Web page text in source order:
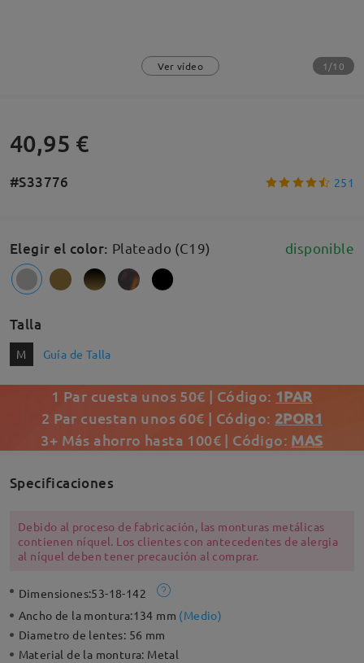
Ver vídeo 1/10
40,95 €
#S33776 251
Elegir el color: Plateado (C19) disponible
Talla
M Guía de Talla
1 Par cuesta unos 50€ | Código: 1PAR
2 Par cuestan unos 60€ | Código: 2POR1
3+ Más ahorro hasta 100€ | Código: MAS
Specificaciones
Debido al proceso de fabricación, las monturas metálicas
contienen níquel. Los clientes con antecedentes de alergia
al níquel deben tener precaución al comprar.
Dimensiones:53-18-142
Ancho de la montura:134 mm (Medio)
Diametro de lentes: 56 mm
Material de la montura: Metal